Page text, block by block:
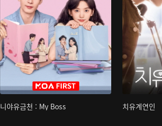
니야유금천 : My Boss 치유계연인